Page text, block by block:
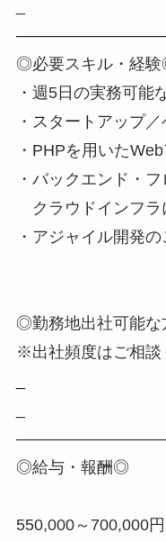
◎必要スキル・経
・週5日の実務可能
・スタートアップ
・PHPを用いた
・バックエンド・
クラウドインフラ
・アジャイル開発
◎勤務地出社可能
※出社頻度はご相談
◎給与・報酬◎
550,000～700,000